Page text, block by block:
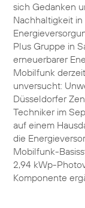
sich Gedanken
Nachhaltigkeit in
Plus Gruppe in
erneuerbarer
Mobilfunk
unversucht:
Düsseldorfer
Techniker im
auf einem
die
Mobilfunk-
2,94 kWp-
Komponente